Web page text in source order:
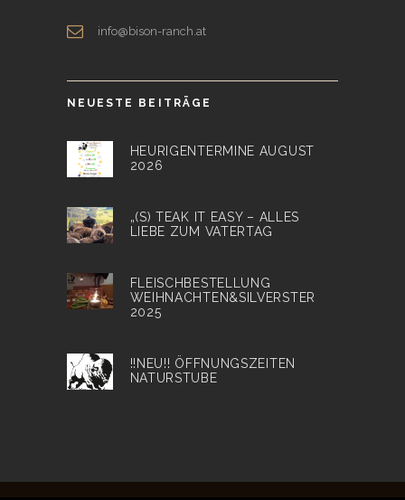
info@bison-ranch.at
NEUESTE BEITRÄGE
HEURIGENTERMINE AUGUST
2026
„(S) TEAK IT EASY – ALLES
LIEBE ZUM VATERTAG
FLEISCHBESTELLUNG
WEIHNACHTEN&SILVERSTER
2025
!!NEU!! ÖFFNUNGSZEITEN
NATURSTUBE